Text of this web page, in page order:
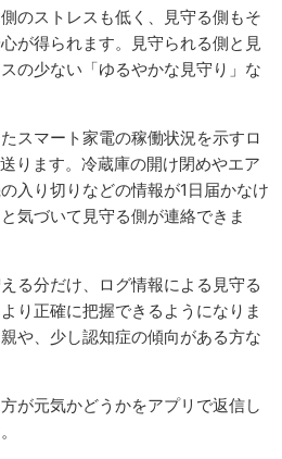
のストレスも低く、見守る側もそ
が得られます。見守られる側と見
の少ない「ゆるやかな見守り」な
スマート家電の稼働状況を示すロ
ります。冷蔵庫の開け閉めやエア
入り切りなどの情報が1日届かなけ
気づいて見守る側が連絡できま
る分だけ、ログ情報による見守る
り正確に把握できるようになりま
や、少し認知症の傾向がある方な
が元気かどうかをアプリで返信し